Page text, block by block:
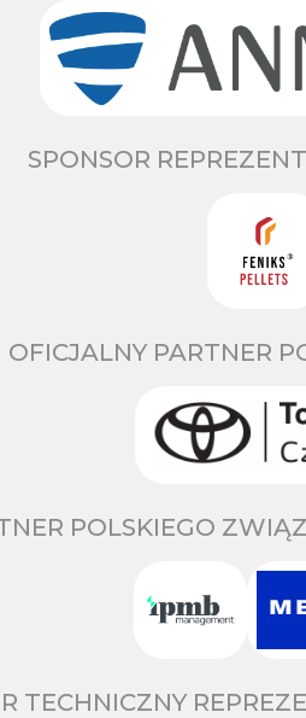
SPONSOR
OFICJALNY PARTNER
POLSKIEGO
TECHNICZNY